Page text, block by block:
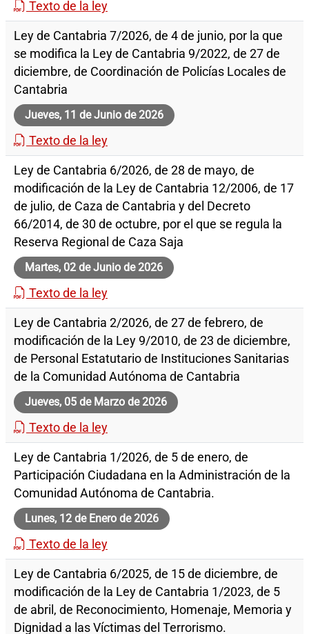
Texto de la ley
Ley de Cantabria 7/2026, de 4 de junio, por la que
se modifica la Ley de Cantabria 9/2022, de 27 de
diciembre, de Coordinación de Policías Locales de
Cantabria
Jueves, 11 de Junio de 2026
Texto de la ley
Ley de Cantabria 6/2026, de 28 de mayo, de
modificación de la Ley de Cantabria 12/2006, de 17
de julio, de Caza de Cantabria y del Decreto
66/2014, de 30 de octubre, por el que se regula la
Reserva Regional de Caza Saja
Martes, 02 de Junio de 2026
Texto de la ley
Ley de Cantabria 2/2026, de 27 de febrero, de
modificación de la Ley 9/2010, de 23 de diciembre,
de Personal Estatutario de Instituciones Sanitarias
de la Comunidad Autónoma de Cantabria
Jueves, 05 de Marzo de 2026
Texto de la ley
Ley de Cantabria 1/2026, de 5 de enero, de
Participación Ciudadana en la Administración de la
Comunidad Autónoma de Cantabria.
Lunes, 12 de Enero de 2026
Texto de la ley
Ley de Cantabria 6/2025, de 15 de diciembre, de
modificación de la Ley de Cantabria 1/2023, de 5
de abril, de Reconocimiento, Homenaje, Memoria y
Dignidad a las Víctimas del Terrorismo.